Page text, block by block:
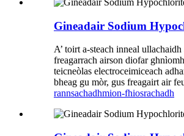
Gineadair Sodium
A’ toirt a-steach inneal
freagarrach airson diofar
teicneòlas electroceimiceach
bheag gu mòr, gus freagairt air
rannsachadhmion-fhiosrachadh